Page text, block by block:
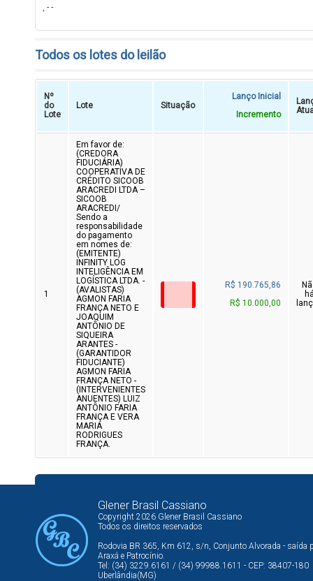
, - -
Todos os lotes do leilão
Nº
do
Lote
Lote Situação
Lanço Inicial
Incremento
1
Em favor de:
(CREDORA
FIDUCIÁRIA)
COOPERATIVA DE
CRÉDITO SICOOB
ARACREDI LTDA –
SICOOB
ARACREDI/
Sendo a
responsabilidade
do pagamento
em nomes de:
(EMITENTE)
INFINITY LOG
INTELIGÊNCIA EM
LOGÍSTICA LTDA. -
(AVALISTAS)
AGMON FARIA
FRANÇA NETO E
JOAQUIM
ANTÔNIO DE
SIQUEIRA
ARANTES -
(GARANTIDOR
FIDUCIANTE)
AGMON FARIA
FRANÇA NETO -
(INTERVENIENTES
ANUENTES) LUIZ
ANTÔNIO FARIA
FRANÇA E VERA
MARIA
RODRIGUES
FRANÇA.
R$ 190.765,86
R$ 10.000,00
Glener Brasil Cassiano
Copyright 2026 Glener Brasil Cassiano
Todos os direitos reservados
Rodovia BR 365, Km 612, s/n, Conjunto Alvorada - saída
Araxá e Patrocínio.
Tel: (34) 3229.6161 / (34) 99988.1611 - CEP: 38407-180
Uberlândia(MG)